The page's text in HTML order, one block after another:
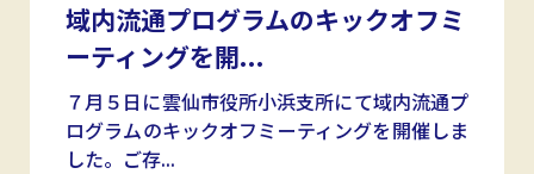
域内流通プログラムのキックオフミ
ーティングを開...
７月５日に雲仙市役所小浜支所にて域内流通プ
ログラムのキックオフミーティングを開催しま
した。ご存...